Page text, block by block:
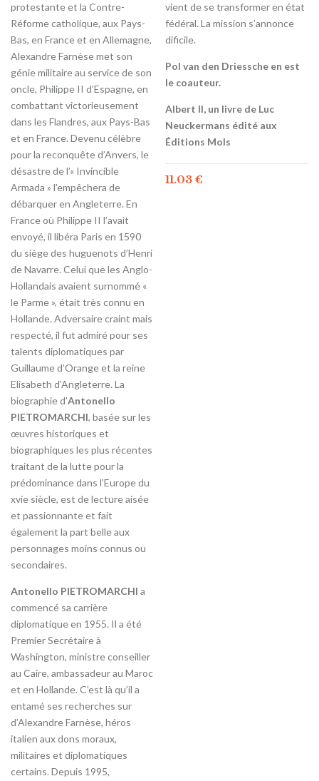
protestante et la Contre-
Réforme catholique, aux Pays-
Bas, en France et en Allemagne,
Alexandre Farnèse met son
génie militaire au service de son
oncle, Philippe II d’Espagne, en
combattant victorieusement
dans les Flandres, aux Pays-Bas
et en France. Devenu célèbre
pour la reconquête d’Anvers, le
désastre de l’« Invincible
Armada » l’empêchera de
débarquer en Angleterre. En
France où Philippe II l’avait
envoyé, il libéra Paris en 1590
du siège des huguenots d’Henri
de Navarre. Celui que les Anglo-
Hollandais avaient surnommé «
le Parme », était très connu en
Hollande. Adversaire craint mais
respecté, il fut admiré pour ses
talents diplomatiques par
Guillaume d’Orange et la reine
Elisabeth d’Angleterre. La
biographie d’Antonello
PIETROMARCHI, basée sur les
œuvres historiques et
biographiques les plus récentes
traitant de la lutte pour la
prédominance dans l’Europe du
xvie siècle, est de lecture aisée
et passionnante et fait
également la part belle aux
personnages moins connus ou
secondaires.
Antonello PIETROMARCHI a
commencé sa carrière
diplomatique en 1955. Il a été
Premier Secrétaire à
Washington, ministre conseiller
au Caire, ambassadeur au Maroc
et en Hollande. C’est là qu’il a
entamé ses recherches sur
d’Alexandre Farnèse, héros
italien aux dons moraux,
militaires et diplomatiques
certains. Depuis 1995,
vient de se transformer en état
fédéral. La mission s’annonce
dificile.
Pol van den Driessche en est
le coauteur.
Albert II, un livre de Luc
Neuckermans édité aux
Éditions Mols
11.03 €